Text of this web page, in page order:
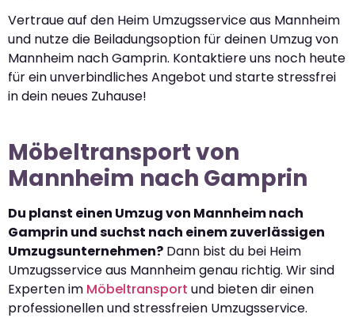
Vertraue auf den Heim Umzugsservice aus Mannheim
und nutze die Beiladungsoption für deinen Umzug von
Mannheim nach Gamprin. Kontaktiere uns noch heute
für ein unverbindliches Angebot und starte stressfrei
in dein neues Zuhause!
Möbeltransport von
Mannheim nach Gamprin
Du planst einen Umzug von Mannheim nach
Gamprin und suchst nach einem zuverlässigen
Umzugsunternehmen? Dann bist du bei Heim
Umzugsservice aus Mannheim genau richtig. Wir sind
Experten im Möbeltransport und bieten dir einen
professionellen und stressfreien Umzugsservice.